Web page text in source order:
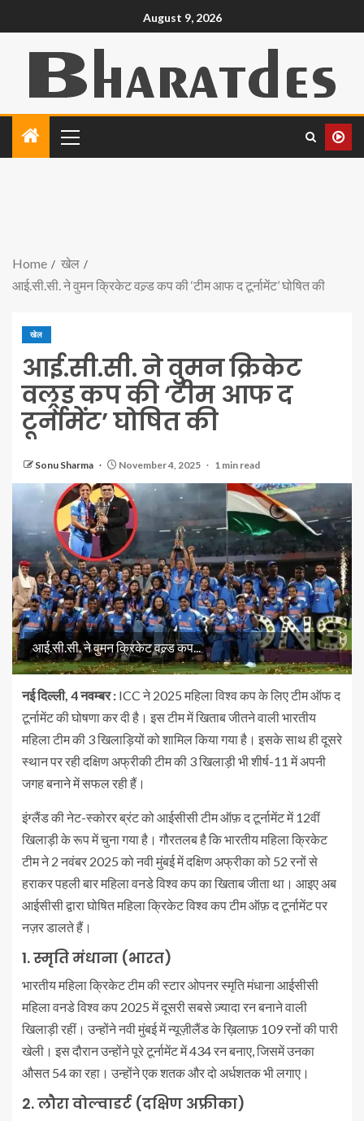
August 9, 2026
Home
खेल
आई.सी.सी. ने वुमन क्रिकेट वल्र्ड कप की ‘टीम आफ द टूर्नामेंट’ घोषित की
खेल
आई.सी.सी. ने वुमन क्रिकेट
वल्र्ड कप की ‘टीम आफ द
टूर्नामेंट’ घोषित की
Sonu Sharma November 4, 2025 1 min read
आई.सी.सी. ने वुमन क्रिकेट वल्र्ड कप...
नई दिल्ली, 4 नवम्बर : ICC ने 2025 महिला विश्व कप के लिए टीम ऑफ द
टूर्नामेंट की घोषणा कर दी है। इस टीम में खिताब जीतने वाली भारतीय
महिला टीम की 3 खिलाड़ियों को शामिल किया गया है। इसके साथ ही दूसरे
स्थान पर रही दक्षिण अफ्रीकी टीम की 3 खिलाड़ी भी शीर्ष-11 में अपनी
जगह बनाने में सफल रही हैं।
इंग्लैंड की नेट-स्कोरर ब्रंट को आईसीसी टीम ऑफ़ द टूर्नामेंट में 12वीं
खिलाड़ी के रूप में चुना गया है। गौरतलब है कि भारतीय महिला क्रिकेट
टीम ने 2 नवंबर 2025 को नवी मुंबई में दक्षिण अफ्रीका को 52 रनों से
हराकर पहली बार महिला वनडे विश्व कप का खिताब जीता था। आइए अब
आईसीसी द्वारा घोषित महिला क्रिकेट विश्व कप टीम ऑफ़ द टूर्नामेंट पर
नज़र डालते हैं।
1. स्मृति मंधाना (भारत)
भारतीय महिला क्रिकेट टीम की स्टार ओपनर स्मृति मंधाना आईसीसी
महिला वनडे विश्व कप 2025 में दूसरी सबसे ज़्यादा रन बनाने वाली
खिलाड़ी रहीं। उन्होंने नवी मुंबई में न्यूज़ीलैंड के ख़िलाफ़ 109 रनों की पारी
खेली। इस दौरान उन्होंने पूरे टूर्नामेंट में 434 रन बनाए, जिसमें उनका
औसत 54 का रहा। उन्होंने एक शतक और दो अर्धशतक भी लगाए।
2. लौरा वोल्वाडर्ट (दक्षिण अफ्रीका)